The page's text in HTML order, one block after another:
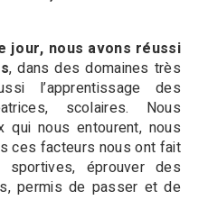
jour, nous avons réussi
, dans des domaines très
l’apprentissage des
scolaires. Nous
qui nous entourent, nous
ces facteurs nous ont fait
éprouver des
permis de passer et de